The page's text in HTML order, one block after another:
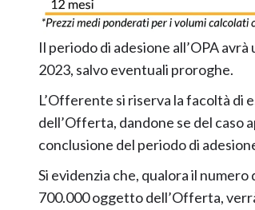
Il periodo di adesione all’OPA
2023, salvo eventuali proroghe.
L’Offerente si riserva la facoltà di
dell’Offerta, dandone se del
conclusione del periodo di
Si evidenzia che, qualora il
700.000 oggetto dell’Offerta,